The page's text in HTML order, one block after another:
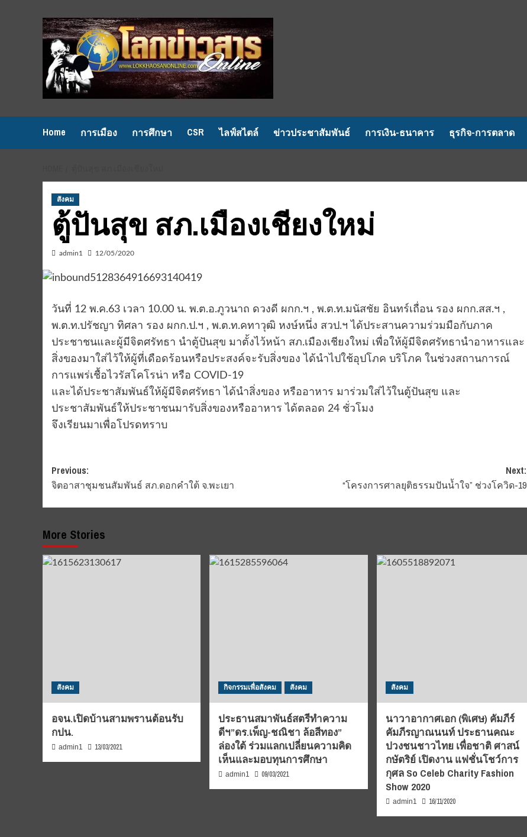
Home การเมือง การศึกษา CSR ไลฟ์สไตล์ ข่าวประชาสัมพันธ์ การเงิน-ธนาคาร ธุรกิจ-การตลาด
สังคม
ตู้ปันสุข สภ.เมืองเชียงใหม่
admin1 12/05/2020
วันที่ 12 พ.ค.63 เวลา 10.00 น. พ.ต.อ.ภูวนาถ ดวงดี ผกก.ฯ , พ.ต.ท.มนัสชัย อินทร์เถื่อน รอง ผกก.สส.ฯ ,
พ.ต.ท.ปรัชญา ทิศลา รอง ผกก.ป.ฯ , พ.ต.ท.คทาวุฒิ หงษ์หนึ่ง สวป.ฯ ได้ประสานความร่วมมือกับภาค
ประชาชนและผู้มีจิตศรัทธา นำตู้ปันสุข มาตั้งไว้หน้า สภ.เมืองเชียงใหม่ เพื่อให้ผู้มีจิตศรัทธานำอาหารและ
สิ่งของมาใส่ไว้ให้ผู้ที่เดือดร้อนหรือประสงค์จะรับสิ่งของ ได้นำไปใช้อุปโภค บริโภค ในช่วงสถานการณ์
การแพร่เชื้อไวรัสโคโรน่า หรือ COVID-19
และได้ประชาสัมพันธ์ให้ผู้มีจิตศรัทธา ได้นำสิ่งของ หรืออาหาร มาร่วมใส่ไว้ในตู้ปันสุข และ
ประชาสัมพันธ์ให้ประชาชนมารับสิ่งของหรืออาหาร ได้ตลอด 24 ชั่วโมง
จึงเรียนมาเพื่อโปรดทราบ
Post
navigation
Previous:
จิตอาสาชุมชนสัมพันธ์ สภ.ดอกคำใต้ จ.พะเยา
Next:
“โครงการศาลยุติธรรมปันน้ำใจ” ช่วงโควิด-19
More Stories
สังคม
อจน.เปิดบ้านสามพรานต้อนรับ
กปน.
admin1 13/03/2021
กิจกรรมเพื่อสังคม สังคม
ประธานสมาพันธ์สตรีท​ำความ
ดีฯ​”ดร.เพ็ญ-ชณิชา ล้อสีทอง”
ล่องใต้​ ​ร่วมแลกเปลี่ยนความคิด
เห็น​และมอบทุนการศึกษา​
admin1 09/03/2021
สังคม
นาวาอากาศเอก (พิเศษ) คัมภีร์
คัมภีรญาณนนท์ ประธานคณะ
ปวงชนชาวไทย เพื่อชาติ ศาสน์
กษัตริย์ เปิดงาน แฟชั่นโชว์การ
กุศล So Celeb Charity Fashion
Show 2020
admin1 16/11/2020